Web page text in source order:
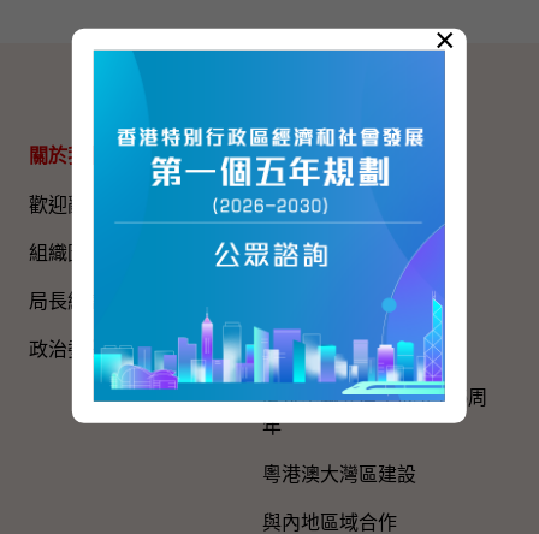
關於我們
歡迎辭
組織圖​
局長網誌
政治委任官員的申報
專題資料
國家五年規劃
國家憲法日
國旗、國徽、國歌
慶祝中國共產黨成立105周
年
粵港澳大灣區建設
與內地區域合作
×